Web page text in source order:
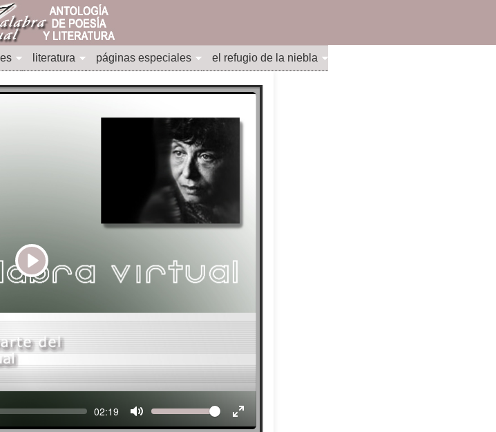
literatura páginas especiales el refugio de la niebla
Play
Current
02:19 Volume